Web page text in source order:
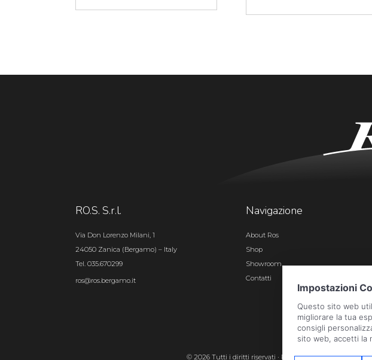
RO.S. S.r.l.
Via Don Lorenzo Milani, 1
24050 Zanica (Bergamo) – Italy
Tel. 035.670299
ros@ros.bergamo.it
Navigazione
About Ros
Shop
Showroom
Contatti
© 2026 Tutti i diritti riservati · P.iva e c.f. 01496180165 ·